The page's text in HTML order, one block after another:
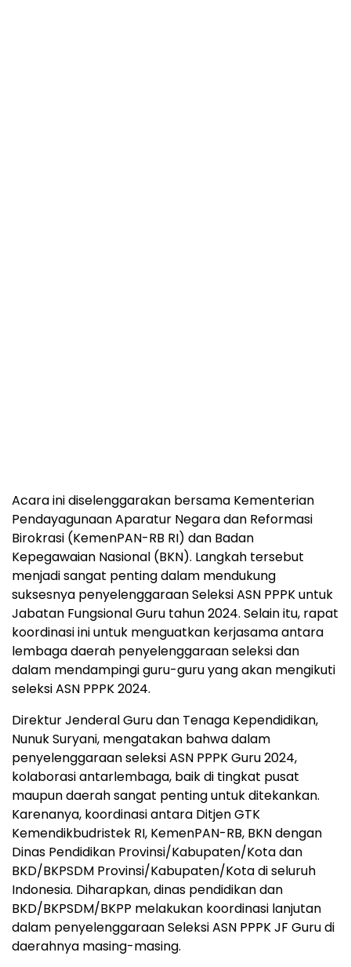
Acara ini diselenggarakan bersama Kementerian
Pendayagunaan Aparatur Negara dan Reformasi
Birokrasi (KemenPAN-RB RI) dan Badan
Kepegawaian Nasional (BKN). Langkah tersebut
menjadi sangat penting dalam mendukung
suksesnya penyelenggaraan Seleksi ASN PPPK untuk
Jabatan Fungsional Guru tahun 2024. Selain itu, rapat
koordinasi ini untuk menguatkan kerjasama antara
lembaga daerah penyelenggaraan seleksi dan
dalam mendampingi guru-guru yang akan mengikuti
seleksi ASN PPPK 2024.
Direktur Jenderal Guru dan Tenaga Kependidikan,
Nunuk Suryani, mengatakan bahwa dalam
penyelenggaraan seleksi ASN PPPK Guru 2024,
kolaborasi antarlembaga, baik di tingkat pusat
maupun daerah sangat penting untuk ditekankan.
Karenanya, koordinasi antara Ditjen GTK
Kemendikbudristek RI, KemenPAN-RB, BKN dengan
Dinas Pendidikan Provinsi/Kabupaten/Kota dan
BKD/BKPSDM Provinsi/Kabupaten/Kota di seluruh
Indonesia. Diharapkan, dinas pendidikan dan
BKD/BKPSDM/BKPP melakukan koordinasi lanjutan
dalam penyelenggaraan Seleksi ASN PPPK JF Guru di
daerahnya masing-masing.